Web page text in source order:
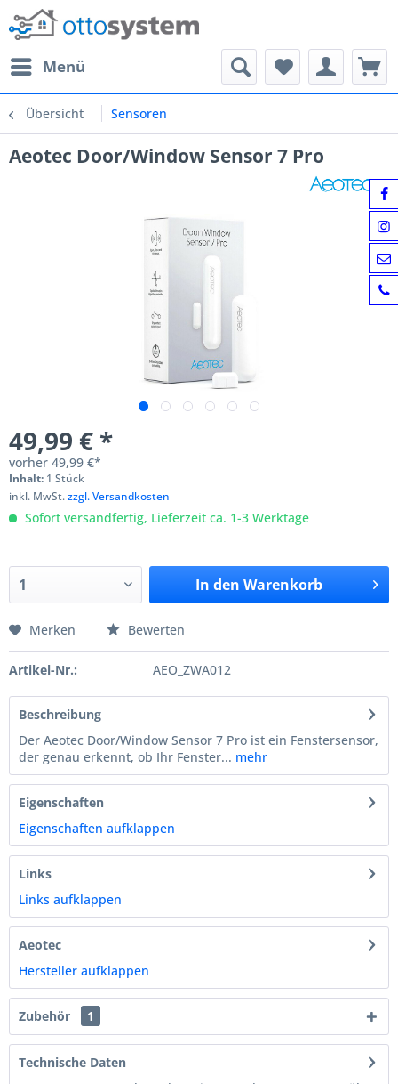
Menü
Übersicht Sensoren
Aeotec Door/Window Sensor 7 Pro
49,99 € *
vorher 49,99 €*
Inhalt: 1 Stück
inkl. MwSt.zzgl. Versandkosten
Sofort versandfertig, Lieferzeit ca. 1-3 Werktage
In den Warenkorb
Merken Bewerten
Artikel-Nr.: AEO_ZWA012
Beschreibung
Der Aeotec Door/Window Sensor 7 Pro ist ein Fenstersensor,
der genau erkennt, ob Ihr Fenster... mehr
Eigenschaften
Eigenschaften aufklappen
Links
Links aufklappen
Aeotec
Hersteller aufklappen
Zubehör 1
Technische Daten